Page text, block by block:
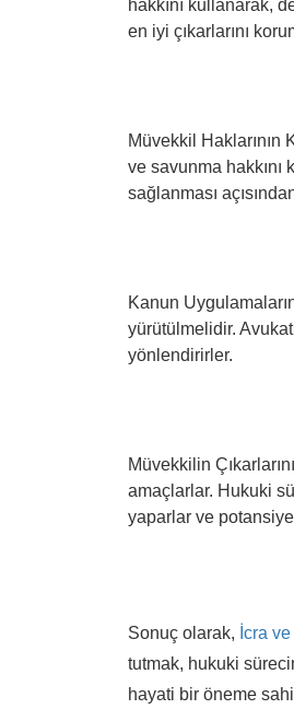
hakkını kullanarak,
en iyi çıkarlarını
Müvekkil Haklarının
ve savunma hakkını
sağlanması
Kanun
yürütülmelidir.
yönlendirirler.
Müvekkilin
amaçlarlar. Hukuki
yaparlar ve
Sonuç olarak, İcra
tutmak, hukuki
hayati bir öneme